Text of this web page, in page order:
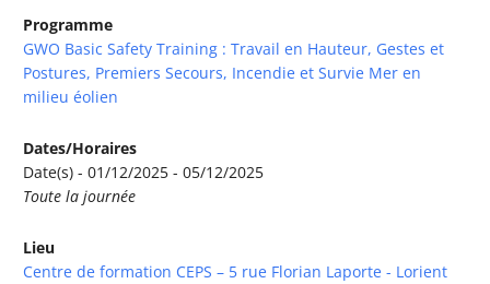
Programme
GWO Basic Safety Training : Travail en Hauteur, Gestes et
Postures, Premiers Secours, Incendie et Survie Mer en
milieu éolien
Dates/Horaires
Date(s) - 01/12/2025 - 05/12/2025
Toute la journée
Lieu
Centre de formation CEPS – 5 rue Florian Laporte - Lorient